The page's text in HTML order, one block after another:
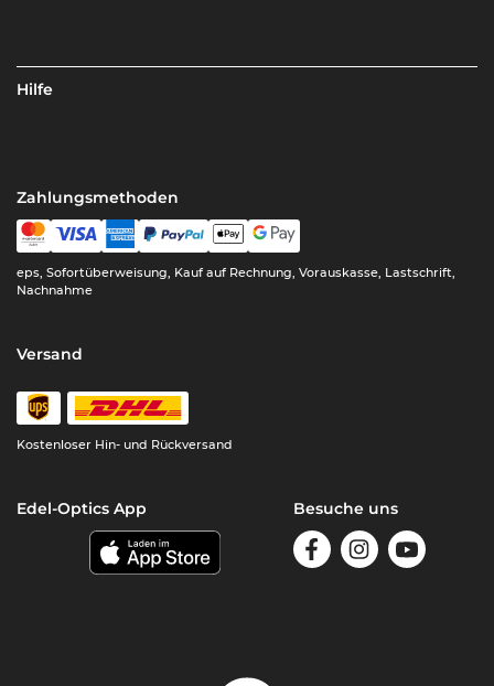
Hilfe
Zahlungsmethoden
eps, Sofortüberweisung, Kauf auf Rechnung, Vorauskasse, Lastschrift,
Nachnahme
Versand
Kostenloser Hin- und Rückversand
Edel-Optics App Besuche uns